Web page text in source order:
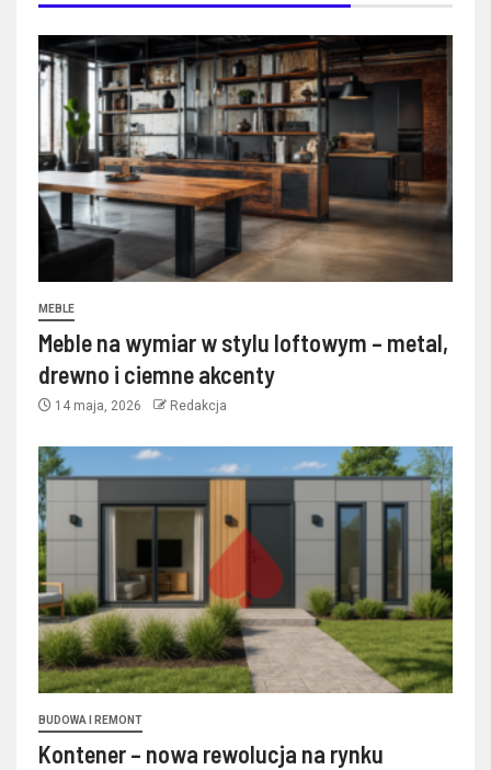
MEBLE
Meble na wymiar w stylu loftowym – metal,
drewno i ciemne akcenty
14 maja, 2026 Redakcja
BUDOWA I REMONT
Kontener – nowa rewolucja na rynku